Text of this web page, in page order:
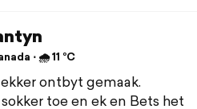
⋅ 🌧 11 °C
ontbyt gemaak.
toe en ek en Bets het